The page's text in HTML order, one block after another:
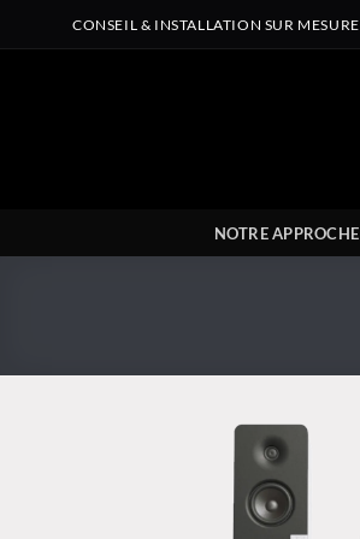
CONSEIL & INSTALLATION SUR MESURE
NOTRE APPROCHE